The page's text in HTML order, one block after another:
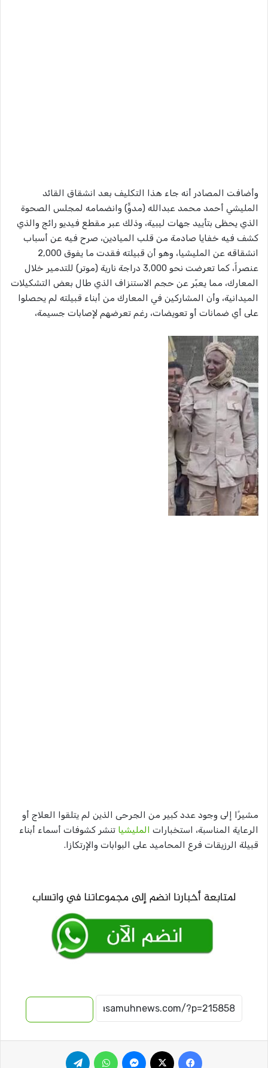
وأضافت المصادر أنه جاء هذا التكليف بعد انشقاق القائد
المليشي أحمد محمد عبدالله (مدوٍّ) وانضمامه لمجلس الصحوة
الذي يحظى بتأييد جهات ليبية، وذلك عبر مقطع فيديو رائج والذي
كشف فيه خفايا صادمة من قلب الميادين، صرح فيه عن أسباب
انشقاقه عن المليشيا، وهو أن قبيلته فقدت ما يفوق 2,000
عنصراً، كما تعرضت نحو 3,000 دراجة نارية (موتر) للتدمير خلال
المعارك، مما يعبّر عن حجم الاستنزاف الذي طال بعض التشكيلات
الميدانية، وأن المشاركين في المعارك من أبناء قبيلته لم يحصلوا
على أي ضمانات أو تعويضات، رغم تعرضهم لإصابات جسيمة،
مشيرًا إلى وجود عدد كبير من الجرحى الذين لم يتلقوا العلاج أو
الرعاية المناسبة، استخبارات المليشيا تنشر كشوفات أسماء أبناء
قبيلة الرزيقات فرع المحاميد على البوابات والإرتكازا.
فيسبوك ماسنجر واتساب